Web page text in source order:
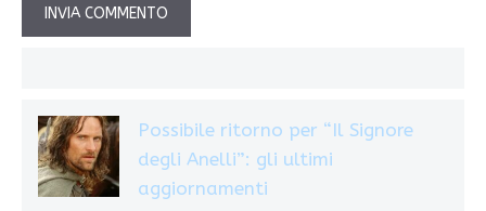
Possibile ritorno per “Il Signore
degli Anelli”: gli ultimi
aggiornamenti